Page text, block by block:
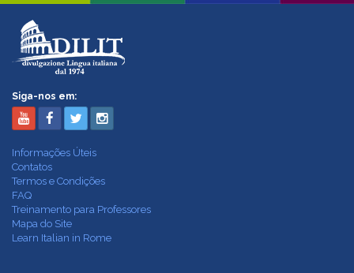
Siga-nos em:
Informações Úteis
Contatos
Termos e Condições
FAQ
Treinamento para Professores
Mapa do Site
Learn Italian in Rome